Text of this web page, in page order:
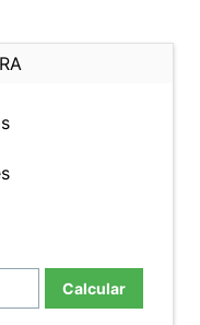
Calcular